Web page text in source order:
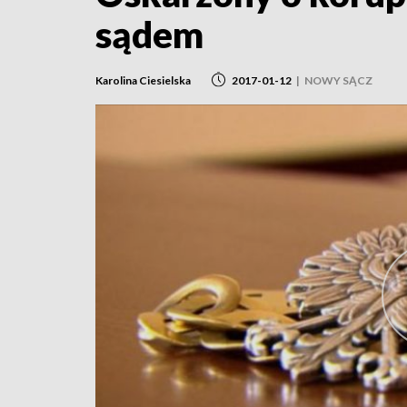
sądem
Karolina Ciesielska 2017-01-12 | NOWY SĄCZ